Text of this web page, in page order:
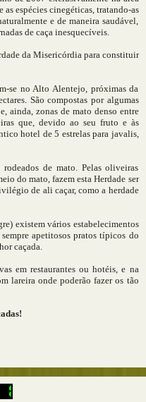
espécies cinegéticas, tratando-as
e de maneira saudável,
de caça inesquecíveis.
da Misericórdia para constituir
se no Alto Alentejo, próximas da
São compostas por algumas
ainda, zonas de mato denso entre
que, devido ao seu fruto e às
hotel de 5 estrelas para javalis,
de mato. Pelas oliveiras
do mato, fazem esta Herdade ser
de ali caçar, como a herdade
existem vários estabelecimentos
apetitosos pratos típicos do
caçada.
em restaurantes ou hotéis, e na
lareira onde poderão fazer os tão